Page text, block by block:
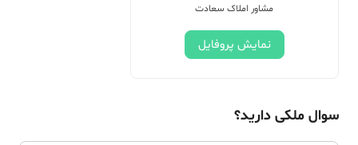
مشاور املاک سعادت
نمایش پروفایل
سوال ملکی دارید؟